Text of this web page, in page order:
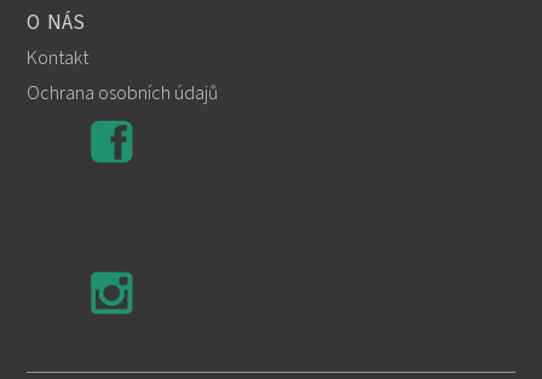
O NÁS
Kontakt
Ochrana osobních údajů